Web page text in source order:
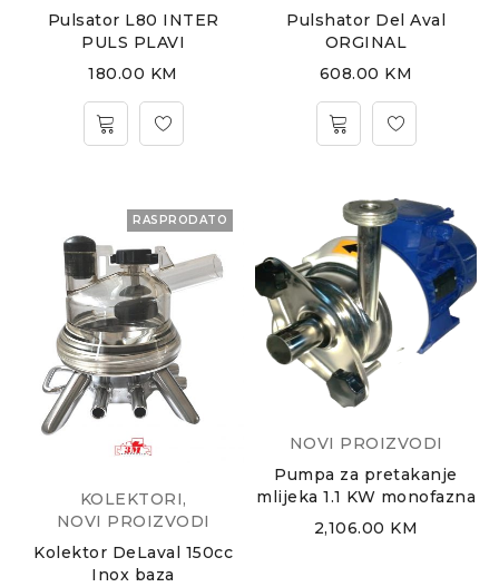
Pulsator L80 INTER
PULS PLAVI
180.00 KM
Pulshator Del Aval
ORGINAL
608.00 KM
RASPRODATO
KOLEKTORI,
NOVI PROIZVODI
Kolektor DeLaval 150cc
Inox baza
NOVI PROIZVODI
Pumpa za pretakanje
mlijeka 1.1 KW monofazna
2,106.00 KM